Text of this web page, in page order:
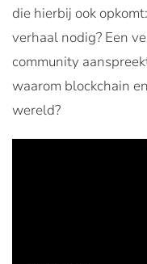
die hierbij ook
verhaal nodig? Een
community
waarom blockchain
wereld?